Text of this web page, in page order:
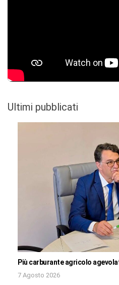
Ultimi pubblicati
Più carburante agricolo
7 Agosto 2026